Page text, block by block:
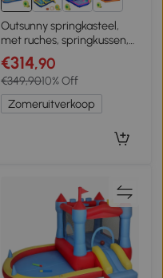
3+
Outsunny springkasteel,
met ruches, springkussen,
zwembad, opblaasbaar,
incl. elektrische pomp, voor
maximaal 3 kinderen, 380
x 340 x 170 cm
€314,90
€349,9010% Off
Zomeruitverkoop